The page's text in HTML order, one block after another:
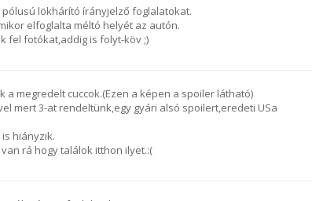
lökhárító írányjelző foglalatokat.
elfoglalta méltó helyét az autón.
fel fotókat,addig is folyt-köv ;)
a megredelt cuccok.(Ezen a képen a spoiler látható)
mert 3-at rendeltünk,egy gyári alsó spoilert,eredeti USa
hiányzik.
rá hogy találok itthon ilyet.:(